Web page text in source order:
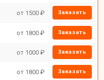
от 1500 ₽ Заказать
от 1800 ₽ Заказать
от 1000 ₽ Заказать
от 1800 ₽ Заказать